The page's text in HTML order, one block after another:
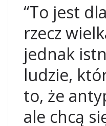
“To jest
rzecz
jednak
ludzie,
to, że
ale chcą